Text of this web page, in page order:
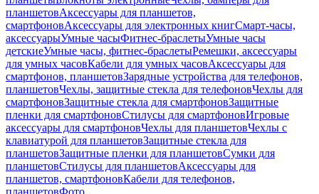
планшетовАксессуары для планшетов,
смартфоновАксессуары для электронных книгСмарт-часы,
аксессуарыУмные часыФитнес-браслетыУмные часы
детскиеУмные часы, фитнес-браслетыРемешки, аксессуары
для умных часовКабели для умных часовАксессуары для
смартфонов, планшетовЗарядные устройства для телефонов,
планшетовЧехлы, защитные стекла для телефоновЧехлы для
смартфоновЗащитные стекла для смартфоновЗащитные
пленки для смартфоновСтилусы для смартфоновИгровые
аксессуары для смартфоновЧехлы для планшетовЧехлы с
клавиатурой для планшетовЗащитные стекла для
планшетовЗащитные пленки для планшетовСумки для
планшетовСтилусы для планшетовАксессуары для
планшетов, смартфоновКабели для телефонов,
планшетовФото,